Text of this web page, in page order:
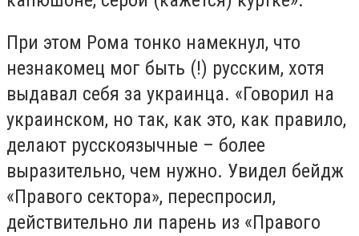
При этом Рома тонко намекнул, что
незнакомец мог быть (!) русским, хотя
выдавал себя за украинца. «Говорил на
украинском, но так, как это, как правило,
делают русскоязычные – более
выразительно, чем нужно. Увидел бейдж
«Правого сектора», переспросил,
действительно ли парень из «Правого